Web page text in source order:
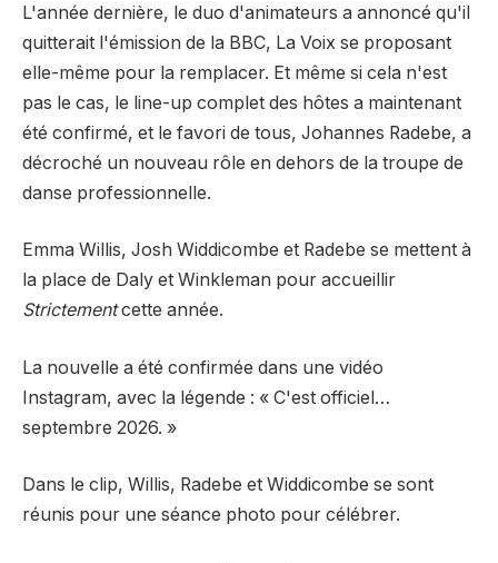
L'année dernière, le duo d'animateurs a annoncé qu'il
quitterait l'émission de la BBC, La Voix se proposant
elle-même pour la remplacer. Et même si cela n'est
pas le cas, le line-up complet des hôtes a maintenant
été confirmé, et le favori de tous, Johannes Radebe, a
décroché un nouveau rôle en dehors de la troupe de
danse professionnelle.
Emma Willis, Josh Widdicombe et Radebe se mettent à
la place de Daly et Winkleman pour accueillir
Strictementcette année.
La nouvelle a été confirmée dans une vidéo
Instagram, avec la légende : « C'est officiel…
septembre 2026. »
Dans le clip, Willis, Radebe et Widdicombe se sont
réunis pour une séance photo pour célébrer.